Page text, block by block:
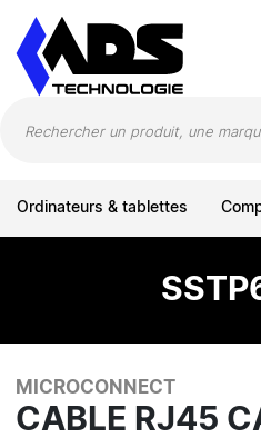
Ordinateurs & tablettes
MICROCONNECT
CABLE RJ45